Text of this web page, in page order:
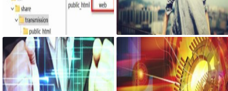
最新固件里transmission页面提示
Couldn't find Transmission's web
interface files错误
网页添加密码访问JS代码